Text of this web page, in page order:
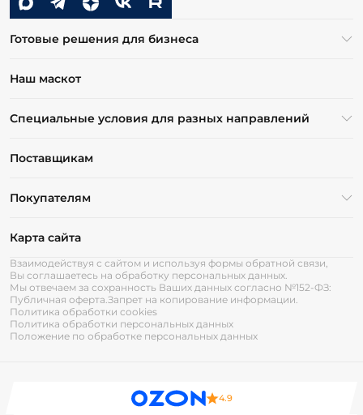
Готовые решения для бизнеса
Наш маскот
Специальные условия для разных направлений
Поставщикам
Покупателям
Карта сайта
Взаимодействуя с сайтом и используя формы обратной связи,
Вы соглашаетесь на обработку персональных данных.
Мы отвечаем за сохранность Ваших данных согласно №152-ФЗ:
Публичная оферта.Запрет на копирование информации.
Политика обработки cookies
Политика обработки персональных данных
Положение по обработке персональных данных
4.9